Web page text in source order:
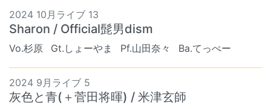
2024 10月ライブ 13
Sharon / Official髭男dism
Vo.杉原 Gt.しょーやま Pf.山田奈々 Ba.てっぺー
2024 9月ライブ 5
灰色と青(＋菅田将暉) / 米津玄師